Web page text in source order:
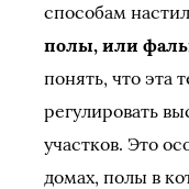
способам
полы, или
понять, что эта
регулировать
участков. Это
домах, полы в